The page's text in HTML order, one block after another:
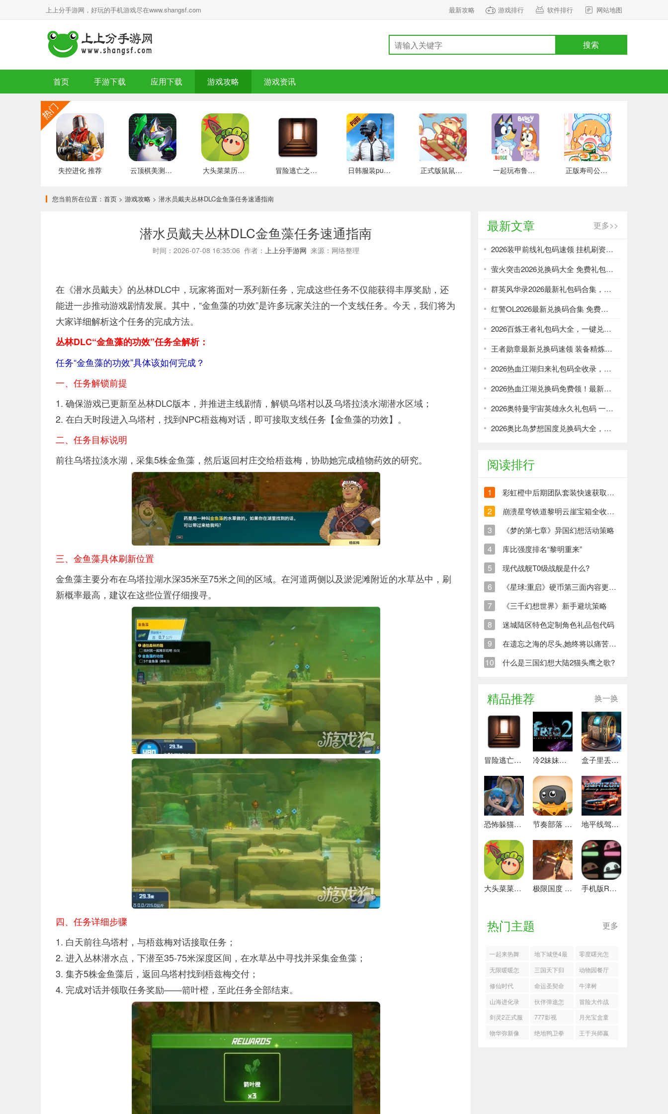
上上分手游网，好玩的手机游戏尽在www.shangsf.com 最新攻略 游戏排行 软件排行 网站地图
搜索
首页 手游下载 应用下载 游戏攻略 游戏资讯
失控进化 推荐 云顶棋美测服 最新版 大头菜菜历险记 好玩的 冒险逃亡之谜 推荐 日韩服装pubg 好玩的 正式版鼠鼠百货物语 安卓版 一起玩布鲁伊吧 手游下载 正版寿司公园 安卓版
您当前所在位置： 首页 > 游戏攻略 > 潜水员戴夫丛林DLC金鱼藻任务速通指南
潜水员戴夫丛林DLC金鱼藻任务速通指南
时间：2026-07-08 16:35:06 作者： 上上分手游网 来源：网络整理
在《潜水员戴夫》的丛林DLC中，玩家将面对一系列新任务，完成这些任务不仅能获得丰厚奖励，还
能进一步推动游戏剧情发展。其中，“金鱼藻的功效”是许多玩家关注的一个支线任务。今天，我们将为
大家详细解析这个任务的完成方法。
丛林DLC“金鱼藻的功效”任务全解析：
任务“金鱼藻的功效”具体该如何完成？
一、任务解锁前提
1. 确保游戏已更新至丛林DLC版本，并推进主线剧情，解锁乌塔村以及乌塔拉淡水湖潜水区域；
2. 在白天时段进入乌塔村，找到NPC梧兹梅对话，即可接取支线任务【金鱼藻的功效】。
二、任务目标说明
前往乌塔拉淡水湖，采集5株金鱼藻，然后返回村庄交给梧兹梅，协助她完成植物药效的研究。
三、金鱼藻具体刷新位置
金鱼藻主要分布在乌塔拉湖水深35米至75米之间的区域。在河道两侧以及淤泥滩附近的水草丛中，刷
新概率最高，建议在这些位置仔细搜寻。
四、任务详细步骤
1. 白天前往乌塔村，与梧兹梅对话接取任务；
2. 进入丛林潜水点，下潜至35-75米深度区间，在水草丛中寻找并采集金鱼藻；
3. 集齐5株金鱼藻后，返回乌塔村找到梧兹梅交付；
4. 完成对话并领取任务奖励——箭叶橙，至此任务全部结束。
最新文章 更多>>
2026装甲前线礼包码速领 挂机刷资源攻略
萤火突击2026兑换码大全 免费礼包一键领取
群英风华录2026最新礼包码合集，一键领取限时福利
红警OL2026最新兑换码合集 免费礼包一键领取
2026百炼王者礼包码大全，一键兑换加速武将养成
王者勋章最新兑换码速领 装备精炼资源轻松刷
2026热血江湖归来礼包码全收录，强化资源不愁！
2026热血江湖兑换码免费领！最新礼包大全速取
2026奥特曼宇宙英雄永久礼包码 一键领取光暗资源
2026奥比岛梦想国度兑换码大全，免费领服饰家具！
阅读排行
1 彩虹橙中后期团队套装快速获取方法
2 崩溃星穹铁道黎明云崖宝箱全收集策略与崩铁玩家分享
3 《梦的第七章》异国幻想活动策略
4 库比强度排名“黎明重来”
5 现代战舰T0级战舰是什么?
6 《星球:重启》硬币第三面内容更新清单
7 《三千幻想世界》新手避坑策略
8 迷城陆区特色定制角色礼品包代码
9 在遗忘之海的尽头,她终将以痛苦创造新的生命
10 什么是三国幻想大陆2猫头鹰之歌?
精品推荐 换一换
冒险逃亡之谜 推荐 冷2妹妹的记忆 热门下载 盒子里丢失的碎片 安卓下载
恐怖躲猫猫4 最新版 节奏部落 安卓版 地平线驾驶模拟器 最新版
大头菜菜历险记 好玩的 极限国度 最新版 手机版REPO 安卓版
热门主题 更多
一起来热舞
地下城堡4最
新兑换码分
享
零度曙光怎
么获得装备
与道具
无限暖暖怎
么获得联动
发饰祝你幸
福
三国天下归
心甘宁核爆
队搭配推荐
动物园餐厅
ZooRestaurant
修仙时代
NPC交互玩
法指南
命运圣契命
运回廊63层
西风流怎么
打
牛津树
山海进化录
耳鼠首发队
怎么玩
伙伴弹途怎
么过35关琉
璃雪山
冒险大作战
版本职业强
度
剑灵2正式服 777影视
月光宝盒童
谣织梦
物华弥新像
绝地鸭卫拳
王于兴师嬴